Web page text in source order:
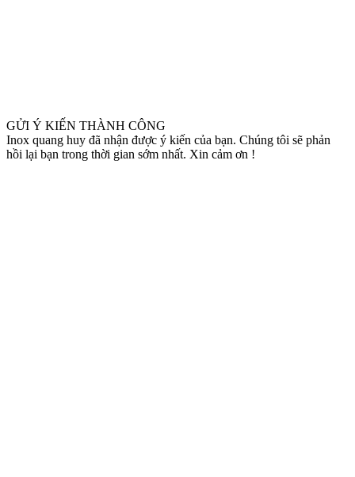
GỬI Ý KIẾN THÀNH CÔNG
Inox quang huy đã nhận được ý kiến của bạn. Chúng tôi sẽ phản
hồi lại bạn trong thời gian sớm nhất. Xin cảm ơn !